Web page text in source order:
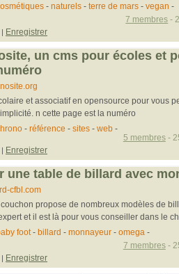
- naturels- terre de mars- vegan -
| Enregistrer
7 membres -
un cms pour écoles et
et associatif en opensource pour vous
n cette page est la numéro
- référence - sites- web -
| Enregistrer
5 membres-
une table de billard avec
cfbl.com
propose de nombreux modèles de
et il est là pour vous conseiller dans le
foot- billard - monnayeur- omega -
| Enregistrer
7 membres-